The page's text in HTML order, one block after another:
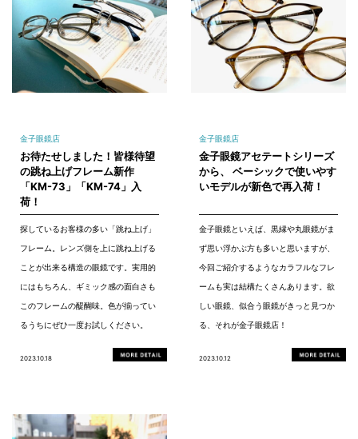
金子眼鏡店
お待たせしました！皆様待望
の跳ね上げフレーム新作
「KM-73」「KM-74」入
荷！
探しているお客様の多い「跳ね上げ」
フレーム。レンズ側を上に跳ね上げる
ことが出来る構造の眼鏡です。実用的
にはもちろん、ギミック感の面白さも
このフレームの醍醐味。色が揃ってい
るうちにぜひ一度お試しください。
2023.10.18
金子眼鏡店
金子眼鏡アセテートシリーズ
から、 ベーシックで使いやす
いモデルが新色で再入荷！
金子眼鏡といえば、黒縁や丸眼鏡がま
ず思い浮かぶ方も多いと思いますが、
今回ご紹介するようなカラフルなフレ
ームも実は結構たくさんあります。欲
しい眼鏡、似合う眼鏡がきっと見つか
る、それが金子眼鏡店！
2023.10.12